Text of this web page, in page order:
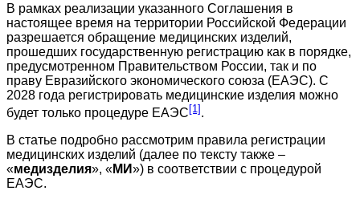
В рамках реализации указанного Соглашения в
настоящее время на территории Российской Федерации
разрешается обращение медицинских изделий,
прошедших государственную регистрацию как в порядке,
предусмотренном Правительством России, так и по
праву Евразийского экономического союза (ЕАЭС). С
2028 года регистрировать медицинские изделия можно
будет только процедуре ЕАЭС [1] .
В статье подробно рассмотрим правила регистрации
медицинских изделий (далее по тексту также –
«медизделия», «МИ») в соответствии с процедурой
ЕАЭС.